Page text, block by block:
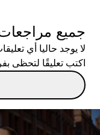
جميع مراجعات
لا يوجد حاليا أي
اكتب تعليقًا لتحظى